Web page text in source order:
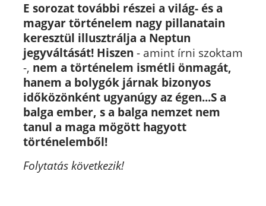
E sorozat további részei a világ- és a
magyar történelem nagy pillanatain
keresztül illusztrálja a Neptun
jegyváltását! Hiszen - amint írni szoktam
-, nem a történelem ismétli önmagát,
hanem a bolygók járnak bizonyos
időközönként ugyanúgy az égen...S a
balga ember, s a balga nemzet nem
tanul a maga mögött hagyott
történelemből!
Folytatás következik!